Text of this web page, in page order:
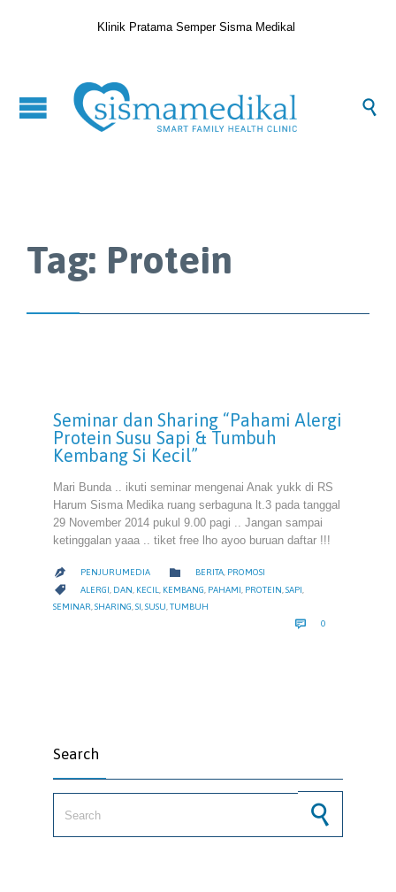
Klinik Pratama Semper Sisma Medikal

Tag: Protein
Seminar dan Sharing “Pahami Alergi
Protein Susu Sapi & Tumbuh
Kembang Si Kecil”
Mari Bunda .. ikuti seminar mengenai Anak yukk di RS
Harum Sisma Medika ruang serbaguna lt.3 pada tanggal
29 November 2014 pukul 9.00 pagi .. Jangan sampai
ketinggalan yaaa .. tiket free lho ayoo buruan daftar !!!
 PENJURUMEDIA  CATEGORY
BERITA PROMOSI
 CATEGORY
ALERGI DAN KECIL KEMBANG PAHAMI PROTEIN SAPI
SEMINAR SHARING SI SUSU TUMBUH
 0
Search